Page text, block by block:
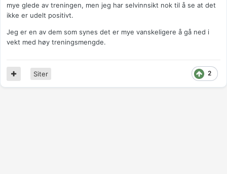
mye glede av treningen, men jeg har selvinnsikt nok til å se at det
ikke er udelt positivt.
Jeg er en av dem som synes det er mye vanskeligere å gå ned i
vekt med høy treningsmengde.
2
Siter